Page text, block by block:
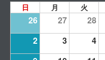
日 月 火
26 27 28
2
3 4